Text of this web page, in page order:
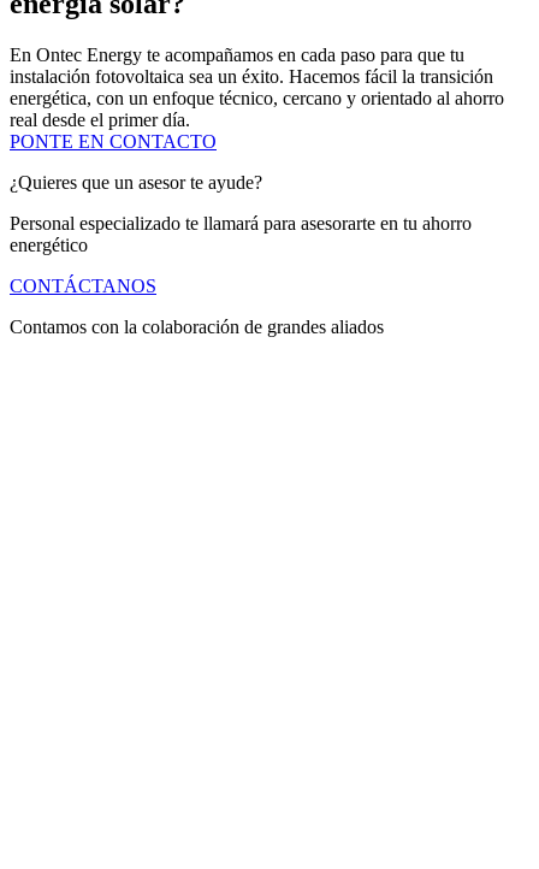
En Ontec Energy te acompañamos en cada paso para que tu
instalación fotovoltaica sea un éxito. Hacemos fácil la transición
energética, con un enfoque técnico, cercano y orientado al ahorro
real desde el primer día.
PONTE EN CONTACTO
¿Quieres que un asesor te ayude?
Personal especializado te llamará para asesorarte en tu ahorro
energético
CONTÁCTANOS
Contamos con la colaboración de grandes aliados